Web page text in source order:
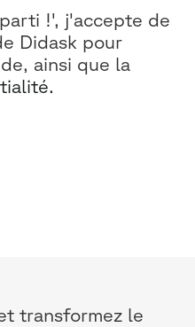
!', j'accepte de
Didask pour
ainsi que la
transformez le